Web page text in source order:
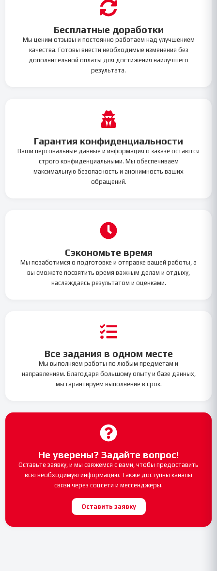
Бесплатные доработки
Мы ценим отзывы и постоянно работаем над улучшением
качества. Готовы внести необходимые изменения без
дополнительной оплаты для достижения наилучшего
результата.
Гарантия конфиденциальности
Ваши персональные данные и информация о заказе остаются
строго конфиденциальными. Мы обеспечиваем
максимальную безопасность и анонимность ваших
обращений.
Сэкономьте время
Мы позаботимся о подготовке и отправке вашей работы, а
вы сможете посвятить время важным делам и отдыху,
наслаждаясь результатом и оценками.
Все задания в одном месте
Мы выполняем работы по любым предметам и
направлениям. Благодаря большому опыту и базе данных,
мы гарантируем выполнение в срок.
Не уверены? Задайте вопрос!
Оставьте заявку, и мы свяжемся с вами, чтобы предоставить
всю необходимую информацию. Также доступны каналы
связи через соцсети и мессенджеры.
Оставить заявку